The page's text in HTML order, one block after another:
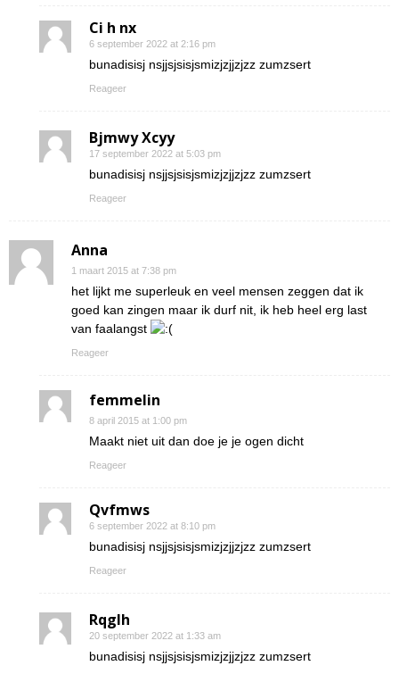
Ci h nx
6 september 2022 at 2:16 pm
bunadisisj nsjjsjsisjsmizjzjjzjzz zumzsert
Reageer
Bjmwy Xcyy
17 september 2022 at 5:03 pm
bunadisisj nsjjsjsisjsmizjzjjzjzz zumzsert
Reageer
Anna
1 maart 2015 at 7:38 pm
het lijkt me superleuk en veel mensen zeggen dat ik
goed kan zingen maar ik durf nit, ik heb heel erg last
van faalangst
Reageer
femmelin
8 april 2015 at 1:00 pm
Maakt niet uit dan doe je je ogen dicht
Reageer
Qvfmws
6 september 2022 at 8:10 pm
bunadisisj nsjjsjsisjsmizjzjjzjzz zumzsert
Reageer
Rqglh
20 september 2022 at 1:33 am
bunadisisj nsjjsjsisjsmizjzjjzjzz zumzsert